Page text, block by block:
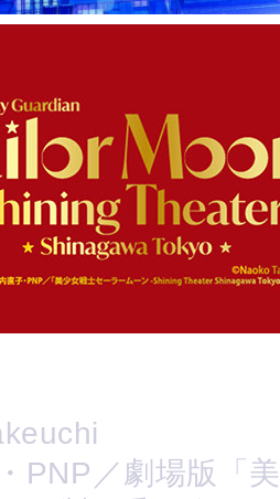
PNP／劇場版「